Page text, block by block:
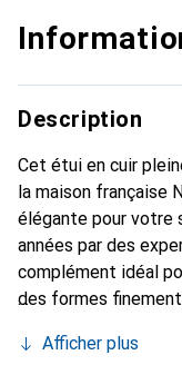
Description
Cet étui en cuir
la maison française
élégante pour votre
années par des
complément idéal
des formes
smartphone. La
Afficher plus